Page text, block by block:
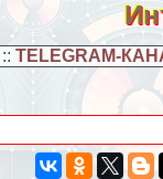
:: TELEGRAM-